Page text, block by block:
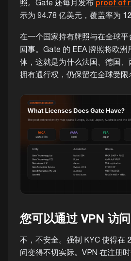
照。Gate 还每月发布 proof of
示为 94.78 亿美元，覆盖率为
在一个国家持有牌照与在全球平
回事。Gate 的 EEA 牌照将欧洲
体，这就是为什么法国、德国、
拥有通行权，仍保留在全球受限
您可以通过 VPN 访
不，不安全。强制 KYC 使得在
问变得不切实际。VPN 在注册